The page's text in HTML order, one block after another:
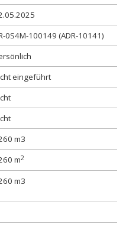
0S4M-100149 (ADR-10141)
eingeführt
m3
m2
m3